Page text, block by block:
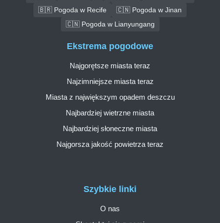
🇧🇷 Pogoda w Recife
🇨🇳 Pogoda w Jinan
🇨🇳 Pogoda w Lianyungang
Szybkie linki
O nas
Ekstrema pogodowe
Najgorętsze miasta teraz
Najzimniejsze miasta teraz
Miasta z największym opadem deszczu
Najbardziej wietrzne miasta
Najbardziej słoneczne miasta
Najgorsza jakość powietrza teraz